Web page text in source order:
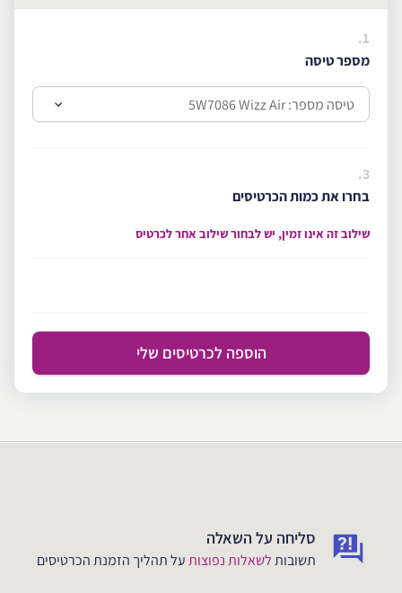
1.
מספר טיסה
3.
בחרו את כמות הכרטיסים
שילוב זה אינו זמין, יש לבחור שילוב אחר לכרטיס
הוספה לכרטיסים שלי
סליחה על השאלה
תשובותלשאלות נפוצותעל תהליך הזמנת הכרטיסים